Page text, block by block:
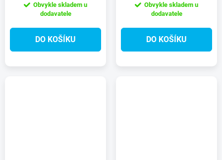
Obvykle skladem u
dodavatele
DO KOŠÍKU
Obvykle skladem u
dodavatele
DO KOŠÍKU